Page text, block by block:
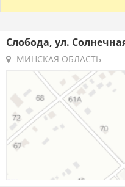
Слобода, ул.
МИНСКАЯ ОБЛАСТЬ